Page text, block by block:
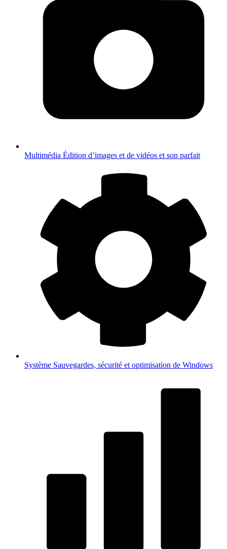
Multimédia Édition d’images et de vidéos et son parfait
Système Sauvegardes, sécurité et optimisation de Windows